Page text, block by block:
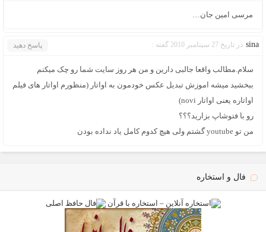
مرسی امین جان…
sina در تاریخ 27 سپتامبر 2010 گفته : پاسخ دهید
سلام.مطالب واقعا جالبی دارین و من هر روز سایت شما رو چک میکنم
ببخشید میشه اموزش تبدیل عکس خودمون به اواتار (منظورم اواتار های فیلم
اواتاره یعنی اواتار novi)
رو با فتوشاپ بزارید؟؟؟
من تو youtube گشتم ولی هیچ کدوم کامل یاد نداده بودن
فال و استخاره